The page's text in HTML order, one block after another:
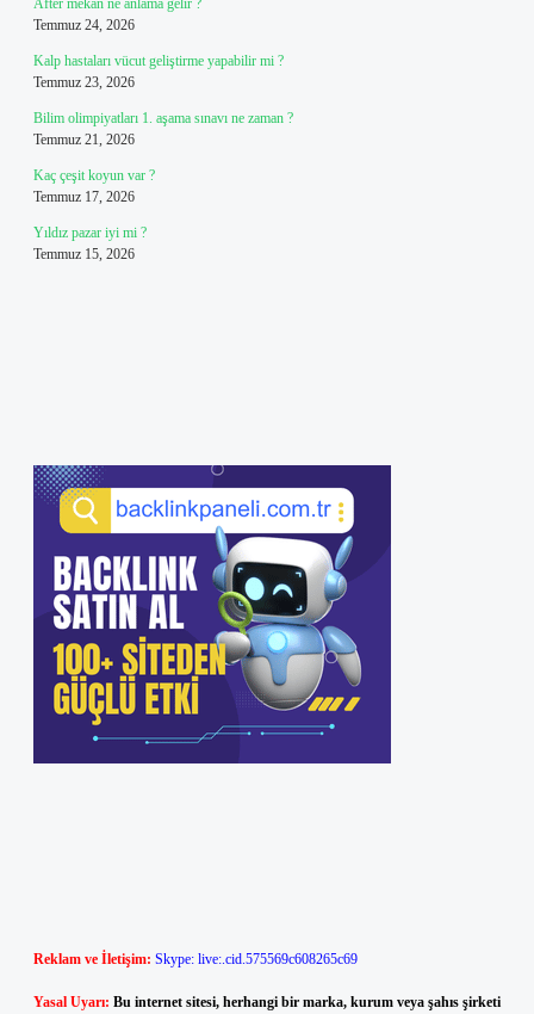
After mekan ne anlama gelir ?
Temmuz 24, 2026
Kalp hastaları vücut geliştirme yapabilir mi ?
Temmuz 23, 2026
Bilim olimpiyatları 1. aşama sınavı ne zaman ?
Temmuz 21, 2026
Kaç çeşit koyun var ?
Temmuz 17, 2026
Yıldız pazar iyi mi ?
Temmuz 15, 2026
Reklam ve İletişim: Skype: live:.cid.575569c608265c69
Yasal Uyarı: Bu internet sitesi, herhangi bir marka, kurum veya şahıs şirketi